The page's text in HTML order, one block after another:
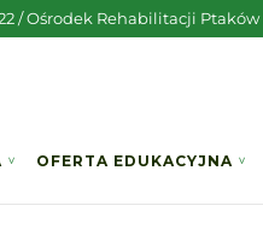
/ Ośrodek Rehabilitacji
OFERTA EDUKACYJNA